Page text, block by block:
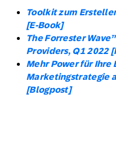
Toolkit zum
[E-Book]
The Forrester
Providers, Q1 2022
Mehr Power für Ihre
Marketingstrategie
[Blogpost]